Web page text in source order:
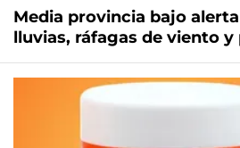
Media provincia bajo
lluvias, ráfagas de viento